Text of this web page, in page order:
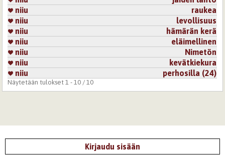
niiu
raukea
niiu
levollisuus
niiu
hämärän kerä
niiu
eläimellinen
niiu
Nimetön
niiu
kevätkiekura
niiu
perhosilla (24)
Näytetään tulokset 1 - 10 / 10
Kirjaudu sisään